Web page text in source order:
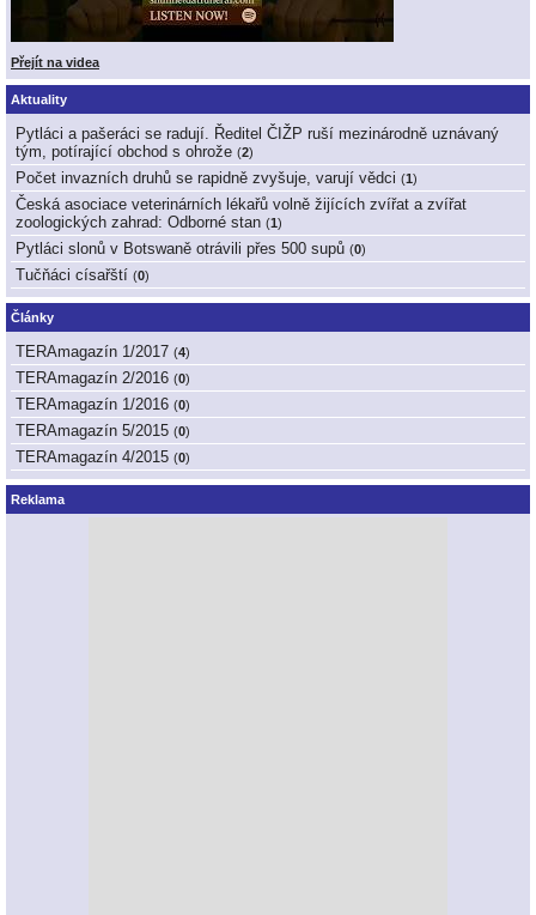
Přejít na videa
Aktuality
Pytláci a pašeráci se radují. Ředitel ČIŽP ruší mezinárodně uznávaný
tým, potírající obchod s ohrože (2)
Počet invazních druhů se rapidně zvyšuje, varují vědci (1 )
Česká asociace veterinárních lékařů volně žijících zvířat a zvířat
zoologických zahrad: Odborné stan (1 )
Pytláci slonů v Botswaně otrávili přes 500 supů (0)
Tučňáci císařští (0)
Články
TERAmagazín 1/2017 (4)
TERAmagazín 2/2016 (0)
TERAmagazín 1/2016 (0)
TERAmagazín 5/2015 (0)
TERAmagazín 4/2015 (0)
Reklama